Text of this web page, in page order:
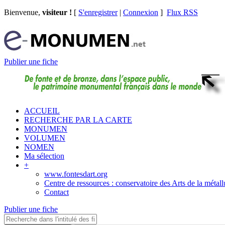
Bienvenue, visiteur ! [ S'enregistrer| Connexion ] Flux RSS
Publier une fiche
ACCUEIL
RECHERCHE PAR LA CARTE
MONUMEN
VOLUMEN
NOMEN
Ma sélection
+
www.fontesdart.org
Centre de ressources : conservatoire des Arts de la
Contact
Publier une fiche